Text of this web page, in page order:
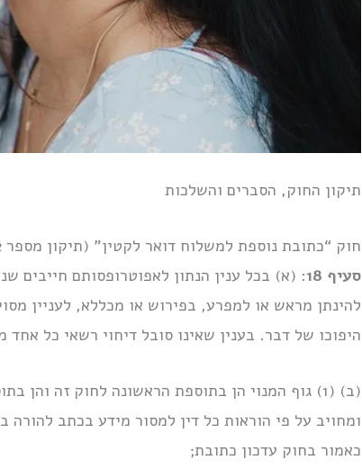
תיקון החוק, הסברים והשלכות
חוק “כתובת נוספת למשלוח דואר לקטין” (תיקון מספר 2 לחוק הכשרות המשפטית והאפוטרופסות, התש”ע-2010)
סעיף 18
: (א) בכל ענין הנתון לאפוטרופסותם חייבים
להינתן מראש או למפרע, בפירוש או מכללא, לעניין
היפוכו של דבר. בענין שאינו סובל דיחוי רשאי כל
ומחויב על פי הוראות כל דין למסור מידע בכתב
כאמור בחוק עדכון כתובת;